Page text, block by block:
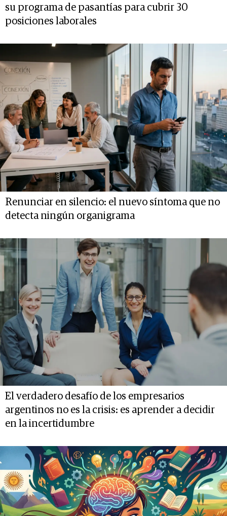
su programa de pasantías para cubrir 30
posiciones laborales
Renunciar en silencio: el nuevo síntoma que no
detecta ningún organigrama
El verdadero desafío de los empresarios
argentinos no es la crisis: es aprender a decidir
en la incertidumbre